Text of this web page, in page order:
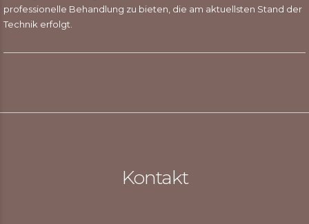
professionelle Behandlung zu bieten, die am aktuellsten Stand der
Technik erfolgt.
Kontakt